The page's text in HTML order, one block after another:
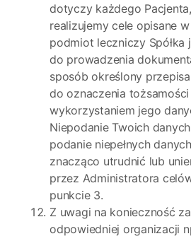
dotyczy każdego
realizujemy cele opisane
podmiot leczniczy Spółka
do prowadzenia
sposób określony
do oznaczenia
wykorzystaniem jego
Niepodanie Twoich
podanie niepełnych
znacząco utrudnić lub
przez Administratora
punkcie 3.
Z uwagi na konieczność
odpowiedniej organizacji